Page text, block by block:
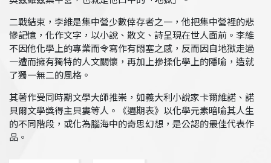
二戰結束，李維是集中營少數倖存者之一，他把集中營裡的悲
慘記憶，化作文字，以小說、散文、詩呈現在世人面前。李維
不因他化學上的專業而令寫作有悶塞之感，反而因自地獄走過
一遭而擁有獨特的人文關懷，再加上摻揉化學上的隱喻，造就
了獨一無二的風格。
其著作受同時期文學大師推崇，如義大利小說家卡爾維諾、諾
貝爾文學獎得主貝婁等人。《週期表》以化學元素暗喻其人生
的不同階段，或化為腦海中的奇思幻想，是公認的最佳代表作
品。